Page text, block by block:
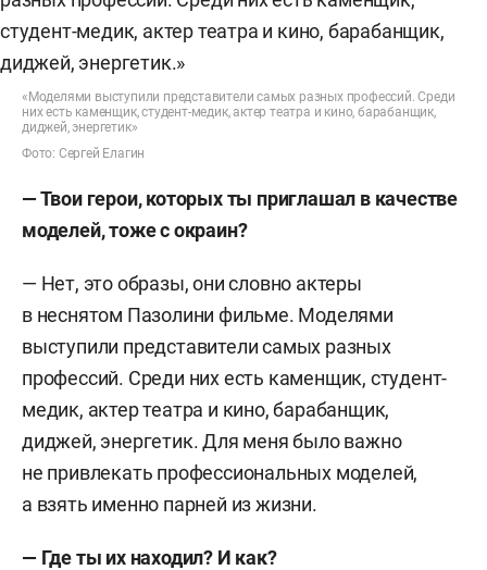
«Моделями выступили представители самых разных профессий. Среди
них есть каменщик, студент-медик, актер театра и кино, барабанщик,
диджей, энергетик»
Фото: Сергей Елагин
—Твои герои, которых ты приглашал в качестве
моделей, тоже с окраин?
— Нет, это образы, они словно актеры
в неснятом Пазолини фильме. Моделями
выступили представители самых разных
профессий. Среди них есть каменщик, студент-
медик, актер театра и кино, барабанщик,
диджей, энергетик. Для меня было важно
не привлекать профессиональных моделей,
а взять именно парней из жизни.
— Где ты их находил? И как?